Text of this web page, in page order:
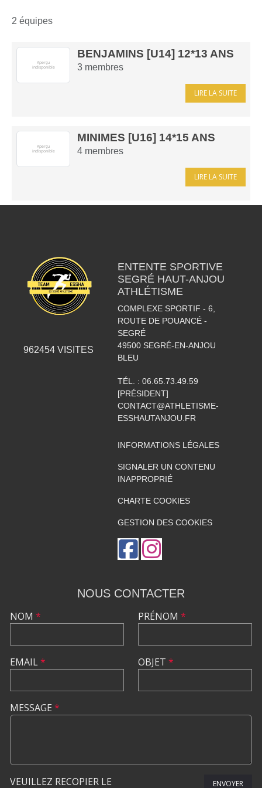
2 équipes
BENJAMINS [U14] 12*13 ANS
3 membres
LIRE LA SUITE
MINIMES [U16] 14*15 ANS
4 membres
LIRE LA SUITE
962454 VISITES
ENTENTE SPORTIVE
SEGRÉ HAUT-ANJOU
ATHLÉTISME
COMPLEXE SPORTIF - 6,
ROUTE DE POUANCÉ -
SEGRÉ
49500 SEGRÉ-EN-ANJOU
BLEU
TÉL. : 06.65.73.49.59
[PRÉSIDENT]
CONTACT@ATHLETISME-
ESSHAUTANJOU.FR
INFORMATIONS LÉGALES
SIGNALER UN CONTENU
INAPPROPRIÉ
CHARTE COOKIES
GESTION DES COOKIES
NOUS CONTACTER
NOM *
EMAIL*
PRÉNOM *
OBJET *
MESSAGE *
VEUILLEZ RECOPIER LE ENVOYER